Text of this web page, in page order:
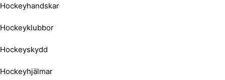
Hockeyhandskar
Hockeyklubbor
Hockeyskydd
Hockeyhjälmar